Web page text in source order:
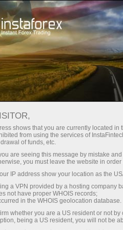
Con InstaForex
competitivas:
hasta 1:5000, unos
spreads y
mercado, así como
atractivas para
acciones e índices.
Spreads mínimos
Bono del 30%
en cada depósito
Velocidad
en el trading y en la
shows that you are currently located
from using the services of
of funds, etc.
are seeing this message by mistake
you must leave the website in
IP address show your location as the
a VPN provided by a hosting company
not have proper WHOIS records;
in the WHOIS geolocation database.
whether you are a US resident or not
being a US resident, you will not be